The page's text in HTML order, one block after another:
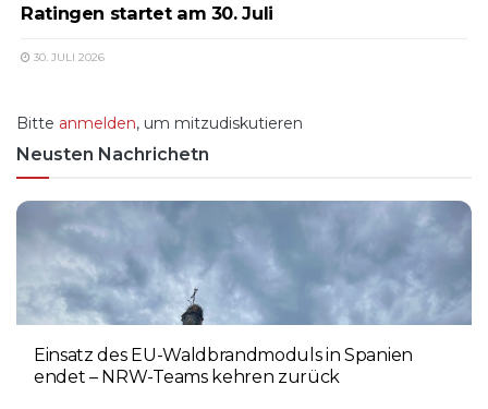
Ratingen startet am 30. Juli
30. JULI 2026
Bitte anmelden, um mitzudiskutieren
Neusten Nachrichetn
Einsatz des EU-Waldbrandmoduls in Spanien
endet – NRW-Teams kehren zurück